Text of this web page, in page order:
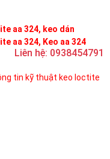
aa 324, keo dán
aa 324, Keo aa 324
Liên hệ: 0938454791